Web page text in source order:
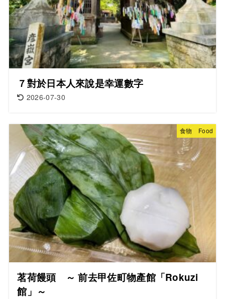
７對於日本人來說是幸運數字
2026-07-30
食物 Food
茗荷饅頭 ～ 前去甲佐町物產館「Rokuzi
館」～